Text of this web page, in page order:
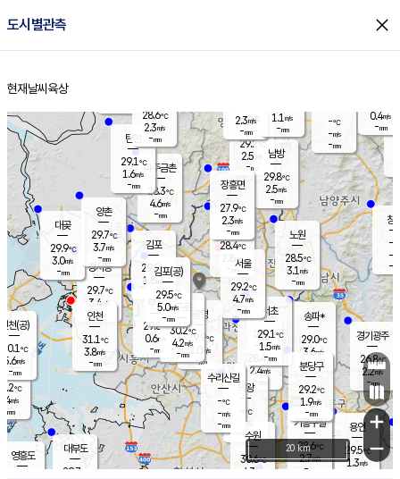
도시별관측 close
홈
현재날씨 육상
의도
℃
m/s
mm
영흥도
양주
29.2℃
2.5
-mm
과천
28.4℃
2.4m/s
- mm
용인
29.5℃
1.3m/s
경기광주
26.8℃
2.2m/s
-mm
대부도
29.7
경서동
29.7℃
3.4 m/s
-mm
파주금촌
28.3℃
4.6m/s
-mm
-℃
-m/s
-mm
대곶
29.9℃
3.0m/s
-mm
창
-
-m/
-
탄현
29.1℃
1.6m/s
-mm
0.4m/s
-mm
의왕
- ℃
m/s
mm
김포
29.5℃
1.8 m/s
mm
광명
29.9 ℃
2.0 m/s
-mm
부천
29.8℃
0.6m/s
-mm
양촌
29.7℃
3.7m/s
-mm
구로
30.2℃
4.2m/s
-mm
은평
28.4℃
2.8 m/s
- mm
노원
28.5℃
3.1 m/s
-mm
송파*
29.0℃
3.6m/s
-mm
서초
29.1℃
1.5m/s
-mm
남방
29.8℃
2.5m/s
-mm
기흥구갈
28.6℃
2.7m/s
-
수리산길
-℃
-m/s
-mm
분당구
29.2℃
1.9m/s
-mm
장흥면
27.9℃
2.3m/s
-mm
2.3m/s
-mm
인천(공)
30.1℃
5.6m/s
-mm
김포(공)
29.5℃
5.0m/s
-mm
수원
30.6℃
4.3 m/s
인천
31.1℃
3.8m/s
-mm
서울
29.2℃
4.7m/s
-mm
28.6℃
2.3m/s
-mm
1.1 m/s
-mm
+
−
20 km